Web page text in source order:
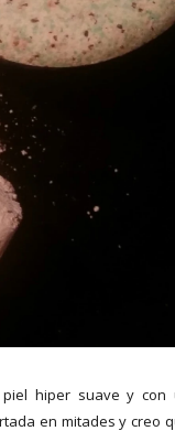
hiper suave y con
en mitades y creo